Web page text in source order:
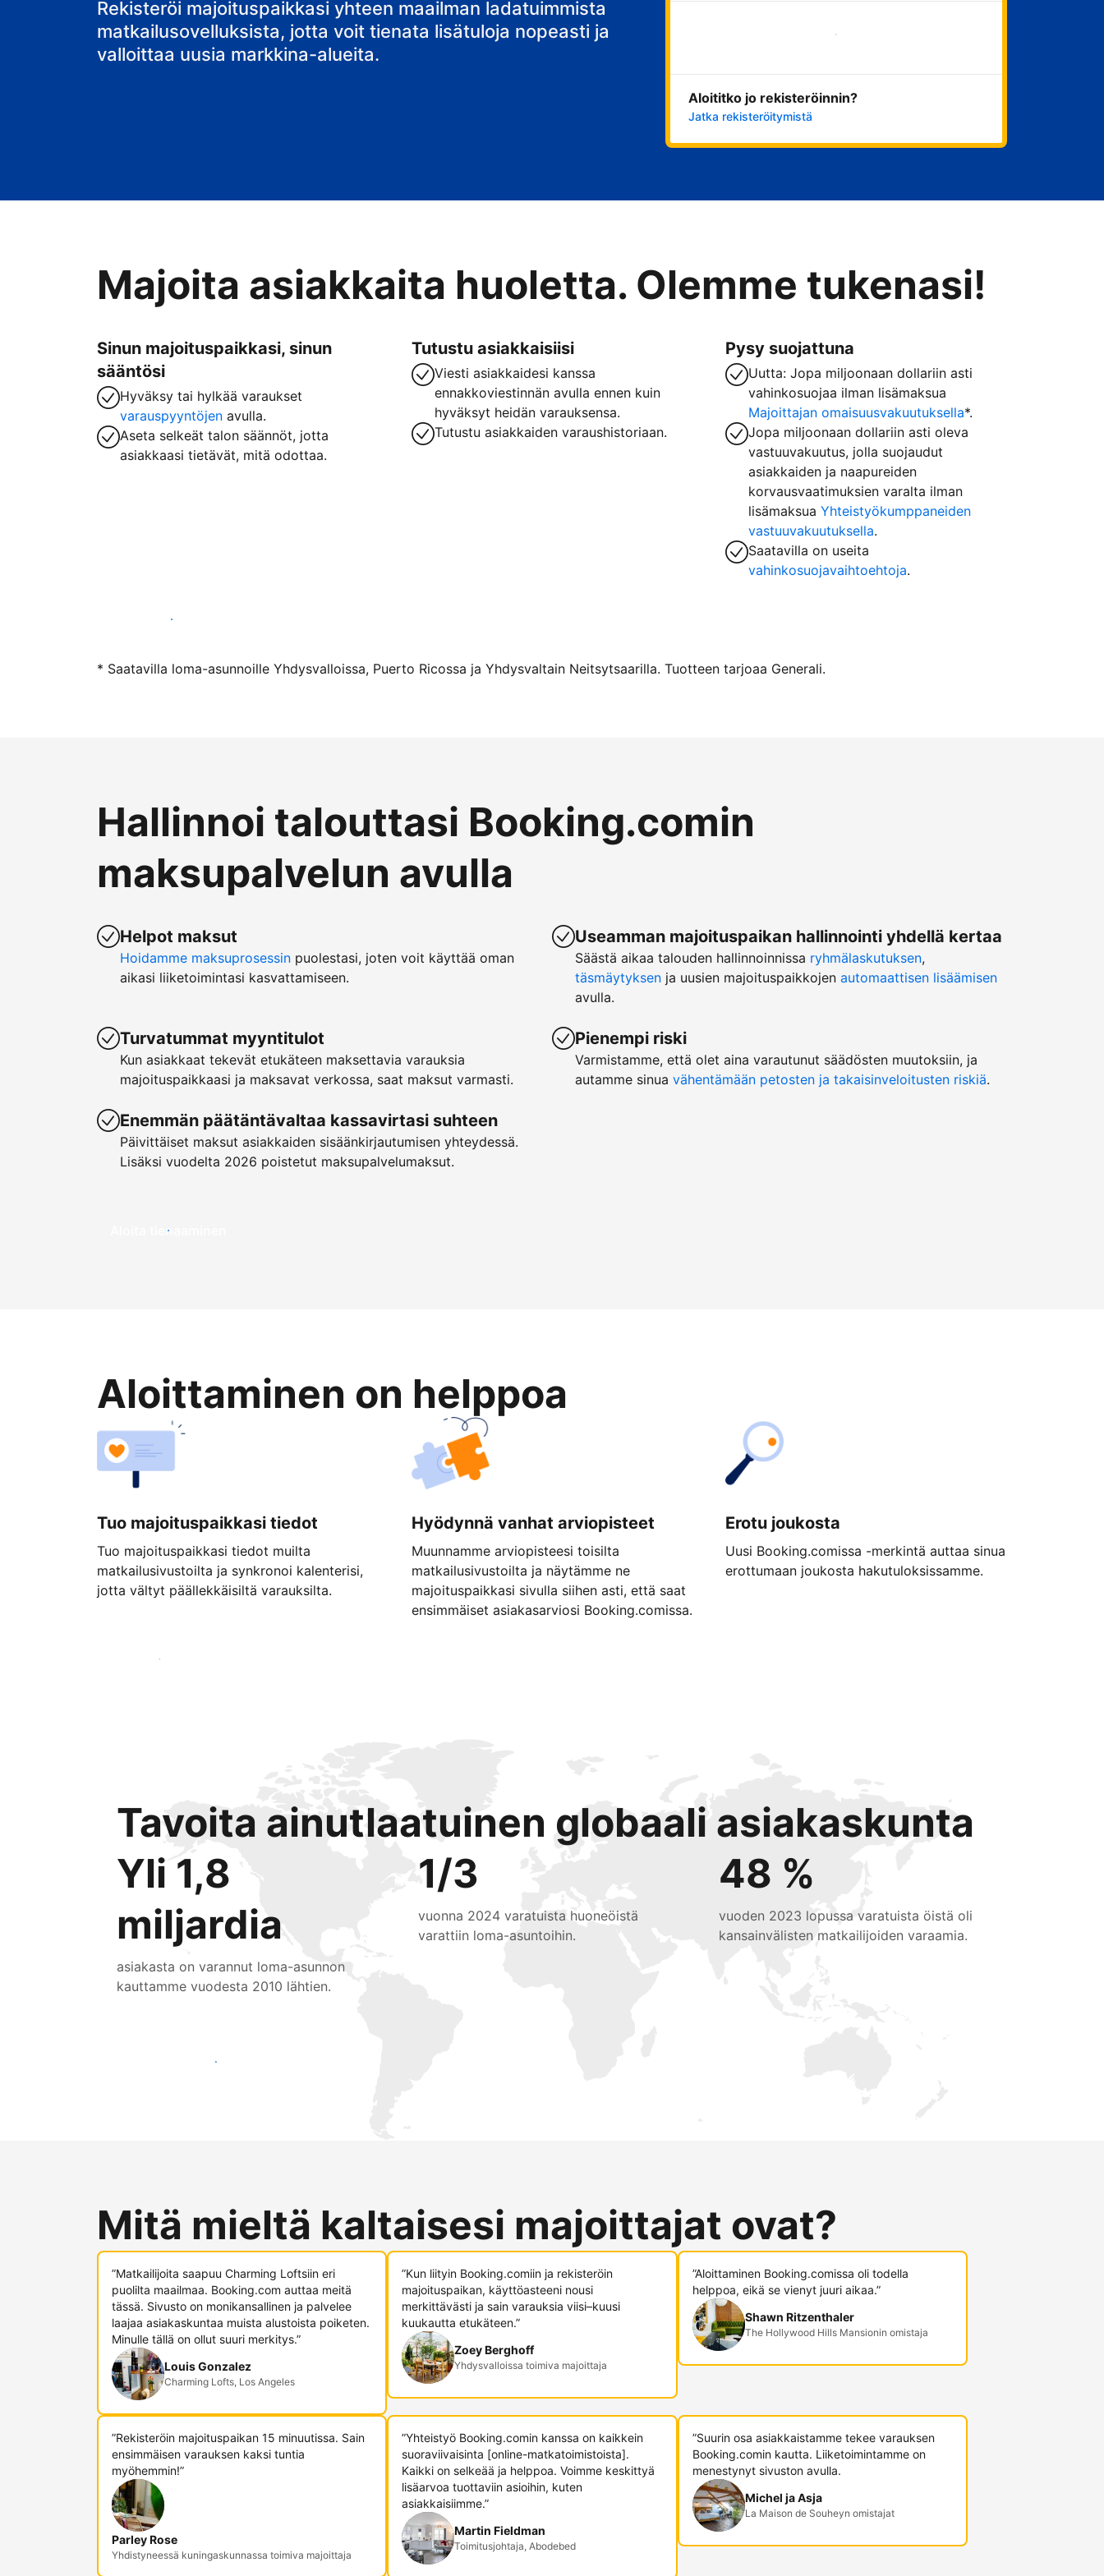
Rekisteröi majoituspaikkasi yhteen maailman ladatuimmista
matkailusovelluksista, jotta voit tienata lisätuloja nopeasti ja
valloittaa uusia markkina-alueita.
Aloita nyt
Aloititko jo rekisteröinnin?
Jatka rekisteröitymistä
Majoita asiakkaita huoletta. Olemme tukenasi!
Sinun majoituspaikkasi, sinun
sääntösi
Hyväksy tai hylkää varaukset
varauspyyntöjen avulla.
Aseta selkeät talon säännöt, jotta
asiakkaasi tietävät, mitä odottaa.
Tutustu asiakkaisiisi
Viesti asiakkaidesi kanssa
ennakkoviestinnän avulla ennen kuin
hyväksyt heidän varauksensa.
Tutustu asiakkaiden varaushistoriaan.
Pysy suojattuna
Uutta: Jopa miljoonaan dollariin asti
vahinkosuojaa ilman lisämaksua
Majoittajan omaisuusvakuutuksella*.
Jopa miljoonaan dollariin asti oleva
vastuuvakuutus, jolla suojaudut
asiakkaiden ja naapureiden
korvausvaatimuksien varalta ilman
lisämaksuaYhteistyökumppaneiden
vastuuvakuutuksella.
Saatavilla on useita
vahinkosuojavaihtoehtoja.
Ryhdy majoittajaksi
* Saatavilla loma-asunnoille Yhdysvalloissa, Puerto Ricossa ja Yhdysvaltain Neitsytsaarilla. Tuotteen tarjoaa Generali.
Hallinnoi talouttasi Booking.comin
maksupalvelun avulla
Helpot maksut
Hoidamme maksuprosessin puolestasi, joten voit käyttää oman
aikasi liiketoimintasi kasvattamiseen.
Turvatummat myyntitulot
Kun asiakkaat tekevät etukäteen maksettavia varauksia
majoituspaikkaasi ja maksavat verkossa, saat maksut varmasti.
Enemmän päätäntävaltaa kassavirtasi suhteen
Päivittäiset maksut asiakkaiden sisäänkirjautumisen yhteydessä.
Lisäksi vuodelta 2026 poistetut maksupalvelumaksut.
Useamman majoituspaikan hallinnointi yhdellä kertaa
Säästä aikaa talouden hallinnoinnissa ryhmälaskutuksen,
täsmäytyksen ja uusien majoituspaikkojen automaattisen lisäämisen
avulla.
Pienempi riski
Varmistamme, että olet aina varautunut säädösten muutoksiin, ja
autamme sinua vähentämään petosten ja takaisinveloitusten riskiä.
Aloita tienaaminen
Aloittaminen on helppoa
Tuo majoituspaikkasi tiedot
Tuo majoituspaikkasi tiedot muilta
matkailusivustoilta ja synkronoi kalenterisi,
jotta vältyt päällekkäisiltä varauksilta.
Hyödynnä vanhat arviopisteet
Muunnamme arviopisteesi toisilta
matkailusivustoilta ja näytämme ne
majoituspaikkasi sivulla siihen asti, että saat
ensimmäiset asiakasarviosi Booking.comissa.
Erotu joukosta
Uusi Booking.comissa -merkintä auttaa sinua
erottumaan joukosta hakutuloksissamme.
Aloita jo tänään
Tavoita ainutlaatuinen globaali asiakaskunta
Yli 1,8
miljardia
asiakasta on varannut loma-asunnon
kauttamme vuodesta 2010 lähtien.
1/3
vuonna 2024 varatuista huoneöistä
varattiin loma-asuntoihin.
48 %
vuoden 2023 lopussa varatuista öistä oli
kansainvälisten matkailijoiden varaamia.
Tavoita uusia asiakkaita jo tänään
Mitä mieltä kaltaisesi majoittajat ovat?
”Matkailijoita saapuu Charming Loftsiin eri
puolilta maailmaa. Booking.com auttaa meitä
tässä. Sivusto on monikansallinen ja palvelee
laajaa asiakaskuntaa muista alustoista poiketen.
Minulle tällä on ollut suuri merkitys.”
Louis Gonzalez
Charming Lofts, Los Angeles
”Kun liityin Booking.comiin ja rekisteröin
majoituspaikan, käyttöasteeni nousi
merkittävästi ja sain varauksia viisi–kuusi
kuukautta etukäteen.”
Zoey Berghoff
Yhdysvalloissa toimiva majoittaja
”Aloittaminen Booking.comissa oli todella
helppoa, eikä se vienyt juuri aikaa.”
Shawn Ritzenthaler
The Hollywood Hills Mansionin omistaja
”Rekisteröin majoituspaikan 15 minuutissa. Sain
ensimmäisen varauksen kaksi tuntia
myöhemmin!”
Parley Rose
Yhdistyneessä kuningaskunnassa toimiva majoittaja
”Yhteistyö Booking.comin kanssa on kaikkein
suoraviivaisinta [online-matkatoimistoista].
Kaikki on selkeää ja helppoa. Voimme keskittyä
lisäarvoa tuottaviin asioihin, kuten
asiakkaisiimme.”
Martin Fieldman
Toimitusjohtaja, Abodebed
”Suurin osa asiakkaistamme tekee varauksen
Booking.comin kautta. Liiketoimintamme on
menestynyt sivuston avulla.
Michel ja Asja
La Maison de Souheyn omistajat